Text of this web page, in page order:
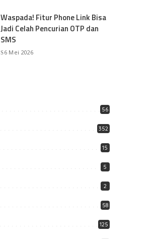
Waspada! Fitur Phone Link Bisa
Jadi Celah Pencurian OTP dan
SMS
6 Mei 2026
56
352
15
5
2
58
125